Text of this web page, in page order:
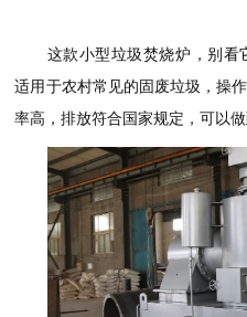
这款小型垃圾焚烧炉，别看
适用于农村常见的固废垃圾，操
率高，排放符合国家规定，可以做